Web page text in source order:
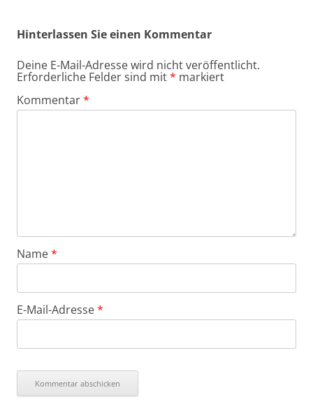
Hinterlassen Sie einen Kommentar
Deine E-Mail-Adresse wird nicht veröffentlicht.
Erforderliche Felder sind mit* markiert
Kommentar*
Name*
E-Mail-Adresse*